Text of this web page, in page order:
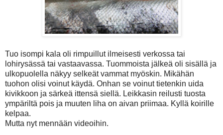
Tuo isompi kala oli rimpuillut ilmeisesti verkossa tai
lohirysässä tai vastaavassa. Tuommoista jälkeä oli sisällä ja
ulkopuolella näkyy selkeät vammat myöskin. Mikähän
tuohon olisi voinut käydä. Onhan se voinut tietenkin uida
kivikkoon ja särkeä ittensä siellä. Leikkasin reilusti tuosta
ympäriltä pois ja muuten liha on aivan priimaa. Kyllä koirille
kelpaa.
Mutta nyt mennään videoihin.